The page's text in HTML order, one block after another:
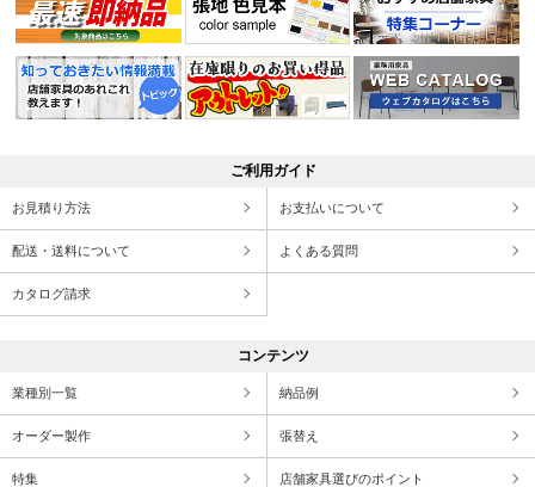
ご利用ガイド
お見積り方法 お支払いについて
配送・送料について よくある質問
カタログ請求
コンテンツ
業種別一覧 納品例
オーダー製作 張替え
特集 店舗家具選びのポイント